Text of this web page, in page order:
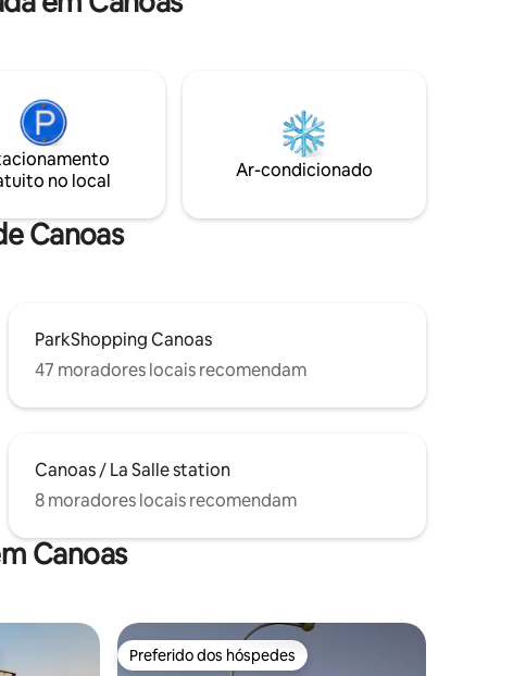
no local
Ar-condicionado
Canoas
ParkShopping Canoas
47 moradores locais recomendam
Canoas / La Salle station
8 moradores locais recomendam
Canoas
hóspedes Preferido dos hóspedes
Preferido dos hóspedes